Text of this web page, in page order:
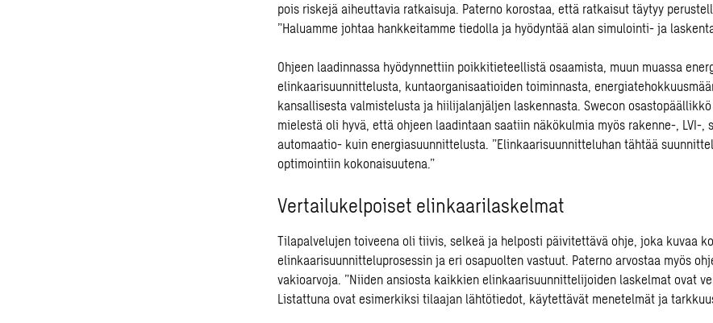
pois riskejä aiheuttavia ratkaisuja. Paterno korostaa, että ratkaisut täytyy
”Haluamme johtaa hankkeitamme tiedolla ja hyödyntää alan simulointi- ja
Ohjeen laadinnassa hyödynnettiin poikkitieteellistä osaamista, muun muassa
elinkaarisuunnittelusta, kuntaorganisaatioiden toiminnasta,
kansallisesta valmistelusta ja hiilijalanjäljen laskennasta. Swecon osastopäällikkö
mielestä oli hyvä, että ohjeen laadintaan saatiin näkökulmia myös rakenne-, LVI-,
automaatio- kuin energiasuunnittelusta. ”Elinkaarisuunnitteluhan tähtää
optimointiin kokonaisuutena.”
Vertailukelpoiset elinkaarilaskelmat
Tilapalvelujen toiveena oli tiivis, selkeä ja helposti päivitettävä ohje, joka kuvaa
elinkaarisuunnitteluprosessin ja eri osapuolten vastuut. Paterno arvostaa myös
vakioarvoja. ”Niiden ansiosta kaikkien elinkaarisuunnittelijoiden laskelmat ovat
Listattuna ovat esimerkiksi tilaajan lähtötiedot, käytettävät menetelmät ja